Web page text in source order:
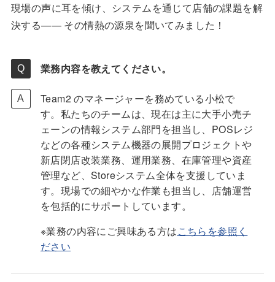
現場の声に耳を傾け、システムを通じて店舗の課題を解
決する—— その情熱の源泉を聞いてみました！
業務内容を教えてください。
Team2 のマネージャーを務めている小松で
す。私たちのチームは、現在は主に大手小売チ
ェーンの情報システム部門を担当し、POSレジ
などの各種システム機器の展開プロジェクトや
新店閉店改装業務、運用業務、在庫管理や資産
管理など、Storeシステム全体を支援していま
す。現場での細やかな作業も担当し、店舗運営
を包括的にサポートしています。
※業務の内容にご興味ある方はこちらを参照く
ださい